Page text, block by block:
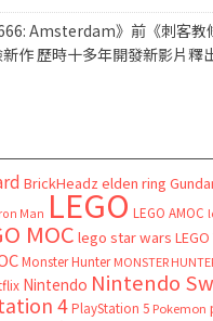
Amsterdam》前《刺客教
作 歷時十多年開發新影片釋
BrickHeadz elden ring
Man LEGO LEGO AMOC
MOC lego star wars
Monster Hunter MONSTER
Nintendo Nintendo
4 PlayStation 5 Pokemon